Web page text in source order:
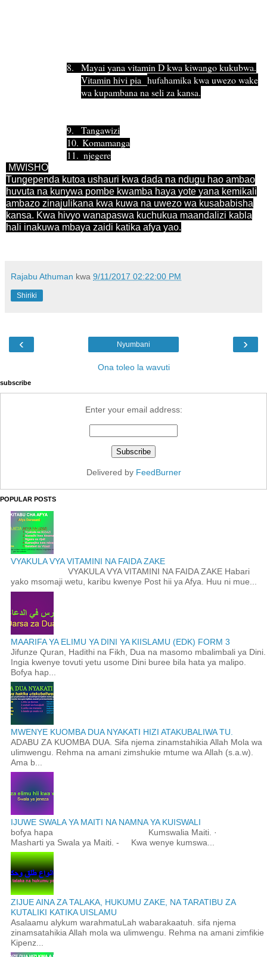
8.
Mayai yana vitamin D kwa kiwango kukubwa.
Vitamin hivi pia hufahamika kwa uwezo wake
wa kupambana na seli za kansa.
9.
Tangawizi
10. Komamanga
11. njegere
MWISHO
Tungependa kutoa ushauri kwa dada na ndugu hao ambao
huvuta na kunywa pombe kwamba haya yote yana kemikali
ambazo zinajulikana kwa kuwa na uwezo wa kusababisha
kansa. Kwa hivyo wanapaswa kuchukua maandalizi kabla
hali inakuwa mbaya zaidi katika afya yao.
Rajabu Athuman kwa 9/11/2017 02:22:00 PM
Shiriki
‹ ›
Nyumbani
Ona toleo la wavuti
subscribe
Enter your email address:
Delivered by FeedBurner
POPULAR POSTS
VYAKULA VYA VITAMINI NA FAIDA ZAKE
VYAKULA VYA VITAMINI NA FAIDA ZAKE Habari
yako msomaji wetu, karibu kwenye Post hii ya Afya. Huu ni mue...
MAARIFA YA ELIMU YA DINI YA KIISLAMU (EDK) FORM 3
Jifunze Quran, Hadithi na Fikh, Dua na masomo mbalimbali ya Dini.
Ingia kwenye tovuti yetu usome Dini buree bila hata ya malipo.
Bofya hap...
MWENYE KUOMBA DUA NYAKATI HIZI ATAKUBALIWA TU.
ADABU ZA KUOMBA DUA. Sifa njema zinamstahikia Allah Mola wa
ulimwengu. Rehma na amani zimshukie mtume wa Allah (s.a.w).
Ama b...
IJUWE SWALA YA MAITI NA NAMNA YA KUISWALI
bofya hapa Kumswalia Maiti. ·
Masharti ya Swala ya Maiti. - Kwa wenye kumswa...
ZIJUE AINA ZA TALAKA, HUKUMU ZAKE, NA TARATIBU ZA
KUTALIKI KATIKA UISLAMU
Asalaamu alykum warahmatuLah wabarakaatuh. sifa njema
zinamsatahikia Allah mola wa ulimwengu. Rehma na amani zimfikie
Kipenz...